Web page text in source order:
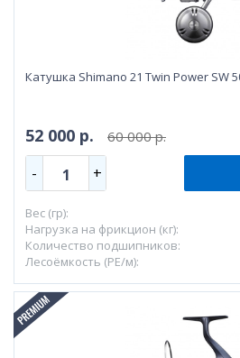
Катушка Shimano 21 Twin Power SW
52 000 р. 60 000 р.
- 1 +
Вес (гр):
Нагрузка на фрикцион (кг):
Количество подшипников:
Лесоёмкость (РЕ/м):